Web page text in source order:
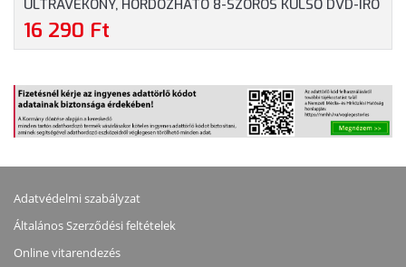
ULTRAVÉKONY, HORDOZHATÓ 8-SZOROS KÜLSŐ DVD-ÍRÓ
M-DISC TÁMOGATÁSSAL, ARANY
16 290 Ft
Adatvédelmi szabályzat
Általános Szerződési feltételek
Online vitarendezés